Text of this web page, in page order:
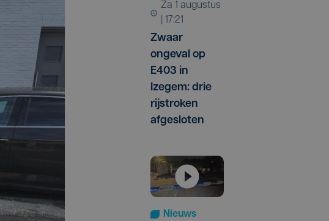
za 1 augustus
| 17:21
Zwaar
ongeval op
E403 in
Izegem: drie
rijstroken
afgesloten
Nieuws